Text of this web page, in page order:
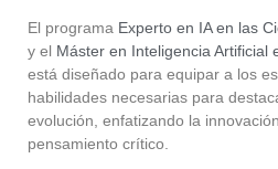
El programa Experto en IA en las
y el Máster en Inteligencia Artificial
está diseñado para equipar a los
habilidades necesarias para
evolución, enfatizando la
pensamiento crítico.